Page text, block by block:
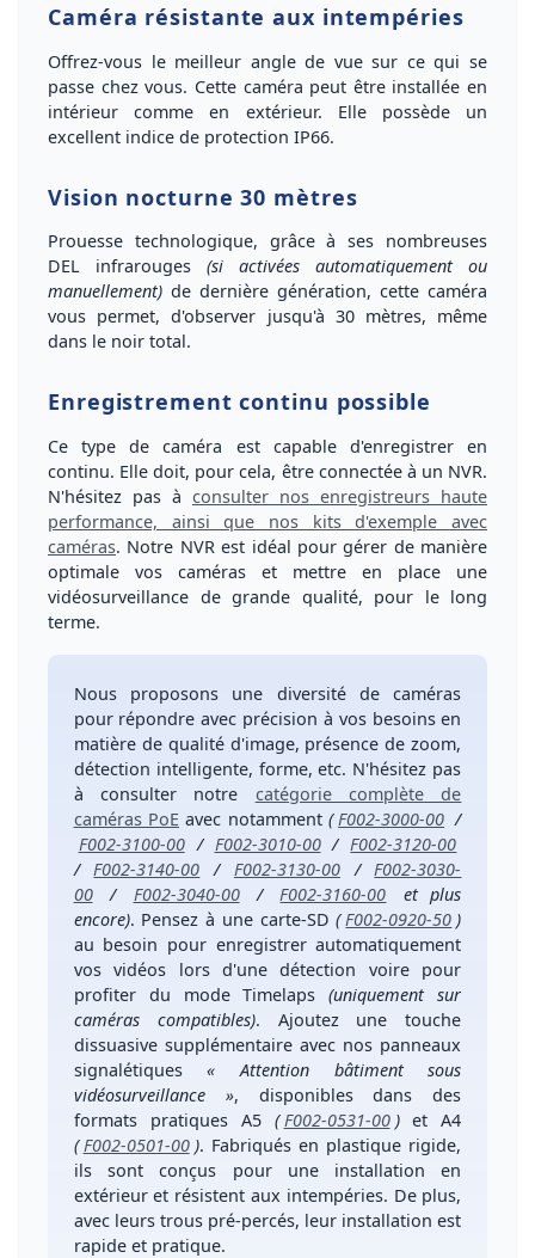
Caméra résistante aux intempéries
Offrez-vous le meilleur angle de vue sur ce qui se
passe chez vous. Cette caméra peut être installée en
intérieur comme en extérieur. Elle possède un
excellent indice de protection IP66.
Vision nocturne 30 mètres
Prouesse technologique, grâce à ses nombreuses
DEL infrarouges
(si activées automatiquement ou
manuellement) de dernière génération, cette caméra
vous permet, d'observer jusqu'à 30 mètres, même
dans le noir total.
Enregistrement continu possible
Ce type de caméra est capable d'enregistrer en
continu. Elle doit, pour cela, être connectée à un NVR.
N'hésitez pas à consulter nos enregistreurs haute
performance, ainsi que nos kits d'exemple avec
caméras. Notre NVR est idéal pour gérer de manière
optimale vos caméras et mettre en place une
vidéosurveillance de grande qualité, pour le long
terme.
Nous proposons une diversité de caméras
pour répondre avec précision à vos besoinsen
matière de qualité d'image, présence de zoom,
détection intelligente, forme, etc. N'hésitez pas
à consulter notre catégorie complète de
caméras PoE avec notamment( F002-3000-00 /
F002-3100-00 / F002-3010-00 / F002-3120-00
/ F002-3140-00 / F002-3130-00 / F002-3030-
00
/ F002-3040-00 / F002-3160-00
et plus
encore). Pensez à une carte-SD ( F002-0920-50 )
au besoin pour enregistrer automatiquement
vos vidéos lors d'une détection voire pour
profiter du mode Timelaps(uniquement sur
caméras compatibles). Ajoutez unetouche
dissuasive supplémentaireavec nos panneaux
signalétiques
« Attention bâtiment sous
vidéosurveillance », disponibles dans des
formats pratiques A5
( F002-0531-00 )etA4
( F002-0501-00 ). Fabriqués en plastique rigide,
ils sont conçus pour une installationen
extérieuret résistent aux intempéries. De plus,
avec leurs trous pré-percés, leur installation est
rapide et pratique.